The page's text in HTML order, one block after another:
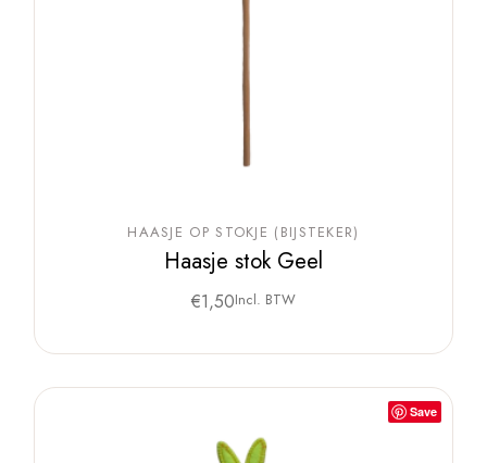
HAASJE OP STOKJE (BIJSTEKER)
Haasje stok Geel
€1,50Incl. BTW
Save